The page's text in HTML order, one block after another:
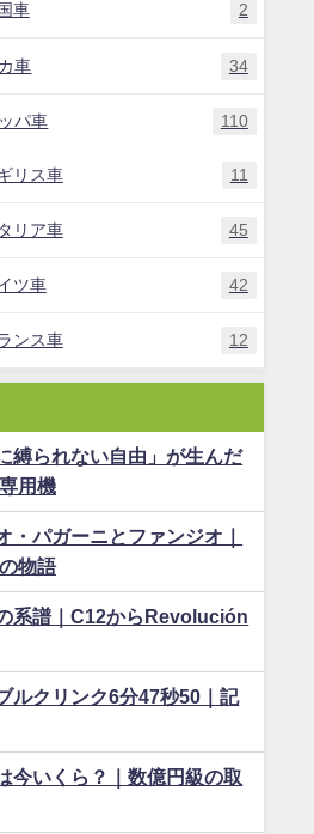
車 2
車 34
パ車 110
リス車 11
リア車 45
ツ車 42
ンス車 12
縛られない自由」が生んだ
用機
・パガーニとファンジオ｜
物語
系譜｜C12からRevolución
ルクリンク6分47秒50｜記
今いくら？｜数億円級の取